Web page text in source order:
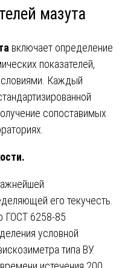
мазута
включает определение
показателей,
Каждый
сопоставимых
его текучесть.
ГОСТ 6258-85
условной
типа ВУ.